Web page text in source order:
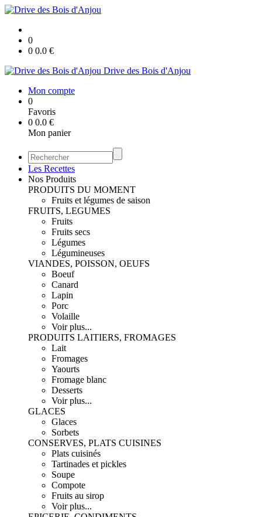
0
0 0.0 €
Drive des Bois d'Anjou
Mon compte
0
Favoris
0 0.0 €
Mon panier
Les Recettes
Nos Produits
PRODUITS DU MOMENT
Fruits et légumes de saison
FRUITS, LEGUMES
Fruits
Fruits secs
Légumes
Légumineuses
VIANDES, POISSON, OEUFS
Boeuf
Canard
Lapin
Porc
Volaille
Voir plus...
PRODUITS LAITIERS, FROMAGES
Lait
Fromages
Yaourts
Fromage blanc
Desserts
Voir plus...
GLACES
Glaces
Sorbets
CONSERVES, PLATS CUISINES
Plats cuisinés
Tartinades et pickles
Soupe
Compote
Fruits au sirop
Voir plus...